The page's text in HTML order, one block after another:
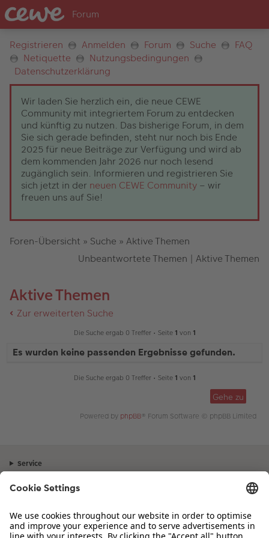
Registrieren Anmelden Forum Suche
FAQ
Netiquette
Nutzungsbedingungen
Datenschutzerklärung
Wir laden Sie herzlich ein, die neue CEWE
Community mit integriertem Forum zu entdecken
und künftig zu nutzen. Das bisherige Forum, in dem
Sie sich gerade befinden, steht nur noch bis Ende
2025 für neue Beiträge zur Verfügung und wird ab
dem kommenden Jahr 2026 nur noch lesend
zugänglich sein. Informieren und registrieren Sie
sich jetzt in der neuen CEWE Community – wir
freuen uns auf Sie!
Foren-Übersicht » Suche » Aktive Themen
Unbeantwortete Themen | Aktive Themen
Aktive Themen
Zur erweiterten Suche
Die Suche ergab 0 Treffer • Seite 1 von 1
Es wurden keine passenden Ergebnisse gefunden.
Die Suche ergab 0 Treffer • Seite 1 von 1
Gehe zu
Powered by phpBB® Forum Software © phpBB Limited
Service
Sortiment